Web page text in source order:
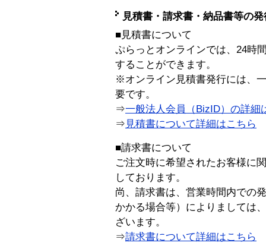
見積書・請求書・納品書等の
■見積書について
ぷらっとオンラインでは、24時
することができます。
※オンライン見積書発行には、
要です。
⇒一般法人会員（BizID）の詳細
⇒ 見積書について詳細はこちら
■請求書について
ご注文時に希望されたお客様に
しております。
尚、請求書は、営業時間内での
かかる場合等）によりましては
ざいます。
⇒請求書について詳細はこちら